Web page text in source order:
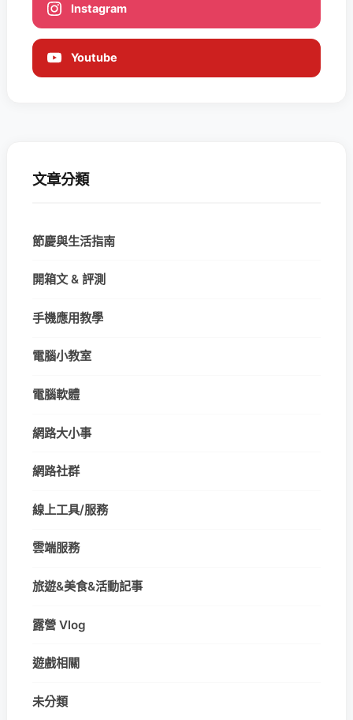
Instagram
Youtube
文章分類
節慶與生活指南
開箱文 & 評測
手機應用教學
電腦小教室
電腦軟體
網路大小事
網路社群
線上工具/服務
雲端服務
旅遊&美食&活動記事
露營 Vlog
遊戲相關
未分類